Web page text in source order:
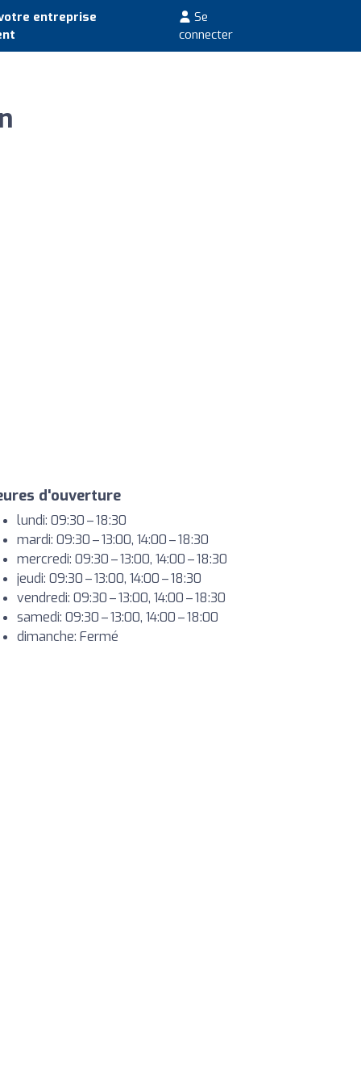
entreprise
Se
connecter
d'ouverture
lundi: 09:30 – 18:30
mardi: 09:30 – 13:00, 14:00 – 18:30
mercredi: 09:30 – 13:00, 14:00 – 18:30
jeudi: 09:30 – 13:00, 14:00 – 18:30
vendredi: 09:30 – 13:00, 14:00 – 18:30
samedi: 09:30 – 13:00, 14:00 – 18:00
dimanche: Fermé